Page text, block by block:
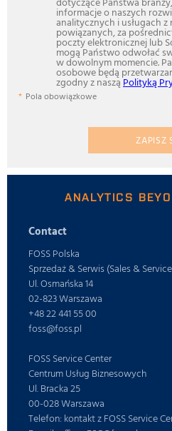
dotyczące Państwa
informacje o naszych
analitycznych i usługach z
powiązanych, za
poczty elektronicznej lub
mogą Państwo odwołać
w dowolnym momencie.
osobowe będą
zgodny z nasząPolityką
Pola obowiązkowe
ZAPISZ
ANALYTICS
Contact
FOSS Polska
Sprzedaż & Serwis (Sales &
Ul. Osmańska 14
02-823 Warszawa
+48 22 441 55 00
foss@foss.pl
FOSS Service Center
Centrum Usług Biznesowych
Ul. Bracka 25
00-028 Warszawa
Telefon: kontakt z FOSS Service